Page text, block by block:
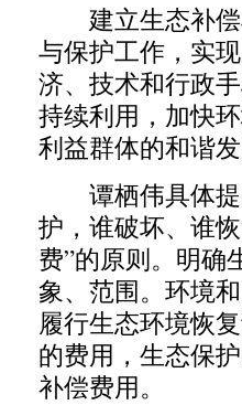
建立生态补偿
与保护工作，实
济、技术和行政
持续利用，加快
利益群体的和谐发
谭栖伟具体提
护，谁破坏、谁
费”的原则。明确
象、范围。环境
履行生态环境恢
的费用，生态保
补偿费用。